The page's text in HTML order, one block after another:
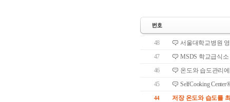
48
서울대학교병원
47
MSDS 학교급식
46
온도와 습도관리
45
SelfCooking
44
저장 온도와 습도를